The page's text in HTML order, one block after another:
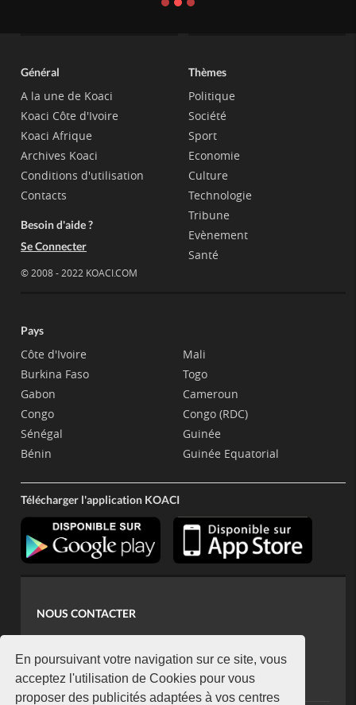
En poursuivant votre navigation sur ce site, vous
acceptez l'utilisation de Cookies pour vous
proposer des publicités adaptées à vos centres
Général
A la une de Koaci
Koaci Côte d'Ivoire
Koaci Afrique
Archives Koaci
Conditions d'utilisation
Contacts
Besoin d'aide ?
Se Connecter
© 2008 - 2022 KOACI.COM
Thèmes
Politique
Société
Sport
Economie
Culture
Technologie
Tribune
Evènement
Santé
Pays
Côte d'Ivoire
Burkina Faso
Gabon
Congo
Sénégal
Bénin
Mali
Togo
Cameroun
Congo (RDC)
Guinée
Guinée Equatorial
Télécharger l'application KOACI
NOUS CONTACTER
koaci@yahoo.fr
+225 07 08 85 52 93